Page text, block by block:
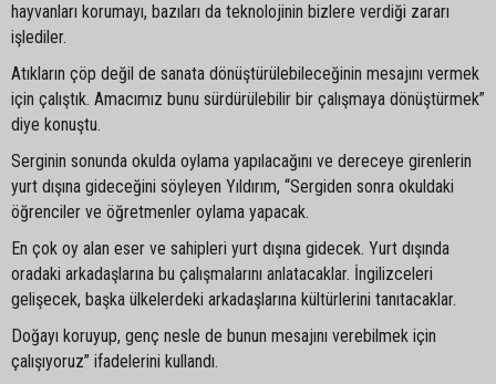
hayvanları korumayı, bazıları da teknolojinin bizlere verdiği zararı
işlediler.
Atıkların çöp değil de sanata dönüştürülebileceğinin mesajını vermek
için çalıştık. Amacımız bunu sürdürülebilir bir çalışmaya dönüştürmek”
diye konuştu.
Serginin sonunda okulda oylama yapılacağını ve dereceye girenlerin
yurt dışına gideceğini söyleyen Yıldırım, “Sergiden sonra okuldaki
öğrenciler ve öğretmenler oylama yapacak.
En çok oy alan eser ve sahipleri yurt dışına gidecek. Yurt dışında
oradaki arkadaşlarına bu çalışmalarını anlatacaklar. İngilizceleri
gelişecek, başka ülkelerdeki arkadaşlarına kültürlerini tanıtacaklar.
Doğayı koruyup, genç nesle de bunun mesajını verebilmek için
çalışıyoruz” ifadelerini kullandı.